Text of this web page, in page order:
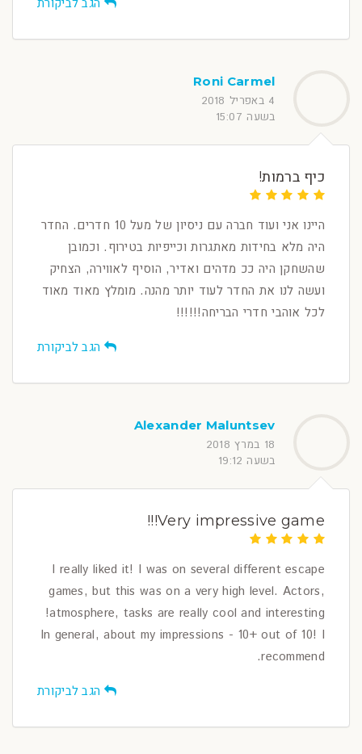
Roni Carmel
4 באפריל 2018
בשעה 15:07
כיף ברמות!
היינו אני ועוד חברה עם ניסיון של מעל 10 חדרים. החדר
היה מלא בחידות מאתגרות וכייפיות בטירוף. וכמובן
שהשחקן היה ככ מדהים ואדיר, הוסיף לאווירה, הצחיק
ועשה לנו את החדר לעוד יותר מהנה. מומלץ מאוד מאוד
לכל אוהבי חדרי הבריחה!!!!!!
הגב לביקורת
Alexander Maluntsev
18 במרץ 2018
בשעה 19:12
Very impressive game!!!
I really liked it! I was on several different escape
games, but this was on a very high level. Actors,
atmosphere, tasks are really cool and interesting!
In general, about my impressions - 10+ out of 10! I
recommend.
הגב לביקורת